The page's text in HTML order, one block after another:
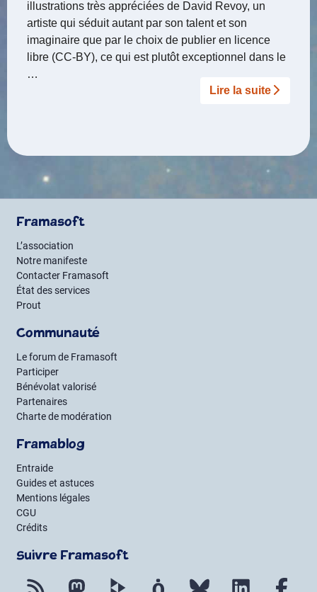
illustrations très appréciées de David Revoy, un
artiste qui séduit autant par son talent et son
imaginaire que par le choix de publier en licence
libre (CC-BY), ce qui est plutôt exceptionnel dans le
…
Lire la suite­­
Framasoft
L’association
Notre manifeste
Contacter Framasoft
État des services
Prout
Communauté
Le forum de Framasoft
Participer
Bénévolat valorisé
Partenaires
Charte de modération
Framablog
Entraide
Guides et astuces
Mentions légales
CGU
Crédits
Suivre Framasoft
Flux RSS Mastodon PeerTube Mobilizon Bluesky LinkedIn